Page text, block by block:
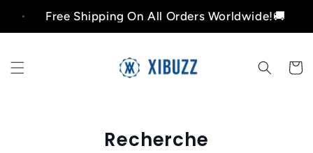
passerFree Shipping On All Orders Worldwide!🚚
Panier
Recherche